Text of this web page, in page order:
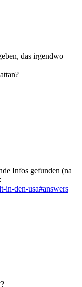
das irgendwo
Infos gefunden (na
in-den-usa#answers